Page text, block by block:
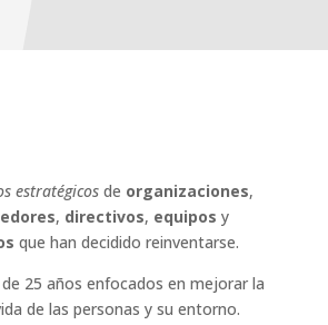
estratégicosde organizaciones,
, directivos, equipos y
que han decidido reinventarse.
25 años enfocados en mejorar la
de las personas y su entorno.